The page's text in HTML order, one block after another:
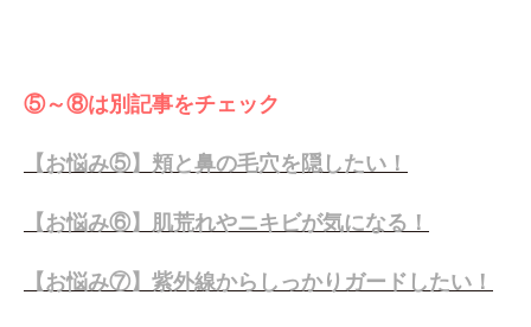
⑤～⑧は別記事をチェック
【お悩み⑤】頬と鼻の毛穴を隠したい！
【お悩み⑥】肌荒れやニキビが気になる！
【お悩み⑦】紫外線からしっかりガードしたい！